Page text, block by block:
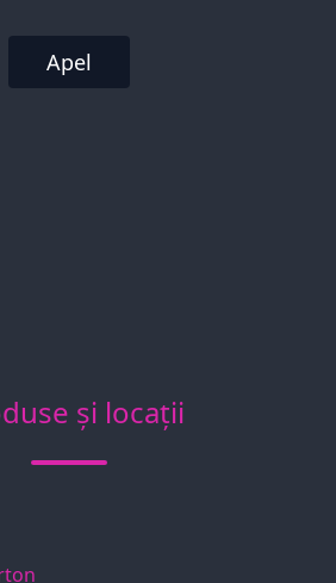
Apel
și locații